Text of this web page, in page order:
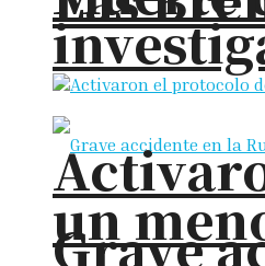
Grave
un